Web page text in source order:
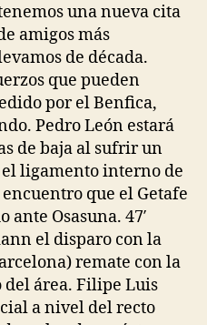
una nueva cita
amigos más
de década.
que pueden
por el Benfica,
Pedro León estará
de baja al sufrir un
ligamento interno de
que el Getafe
ante Osasuna. 47′
el disparo con la
remate con la
del área. Filipe Luis
a nivel del recto